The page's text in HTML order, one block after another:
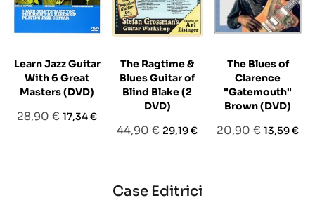
Learn Jazz Guitar
With 6 Great
Masters (DVD)
Prezzo
28,90 €Prezzo
17,34 €
The Ragtime &
Blues Guitar of
Blind Blake (2
DVD)
Prezzo
44,90 € Prezzo
29,19 €
The Blues of
Clarence
"Gatemouth"
Brown (DVD)
Prezzo
20,90 € Prezzo
13,59 €
Case Editrici